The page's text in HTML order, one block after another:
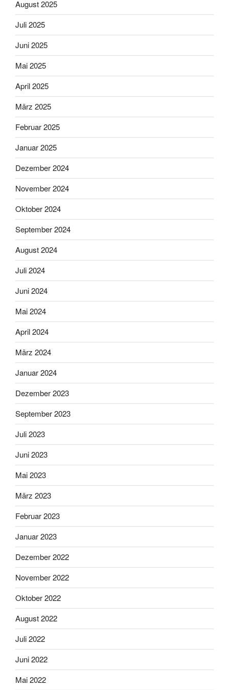
August 2025
Juli 2025
Juni 2025
Mai 2025
April 2025
März 2025
Februar 2025
Januar 2025
Dezember 2024
November 2024
Oktober 2024
September 2024
August 2024
Juli 2024
Juni 2024
Mai 2024
April 2024
März 2024
Januar 2024
Dezember 2023
September 2023
Juli 2023
Juni 2023
Mai 2023
März 2023
Februar 2023
Januar 2023
Dezember 2022
November 2022
Oktober 2022
August 2022
Juli 2022
Juni 2022
Mai 2022